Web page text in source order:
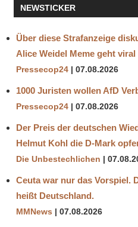
NEWSTICKER
Über diese Strafanzeige
Alice Weidel Meme geht
Pressecop24 07.08.2026
1000 Juristen wollen AfD
Pressecop24 07.08.2026
Der Preis der deutschen
Helmut Kohl die D‑Mark
Die Unbestechlichen
Ceuta war nur das Vorspiel.
heißt Deutschland.
MMNews 07.08.2026